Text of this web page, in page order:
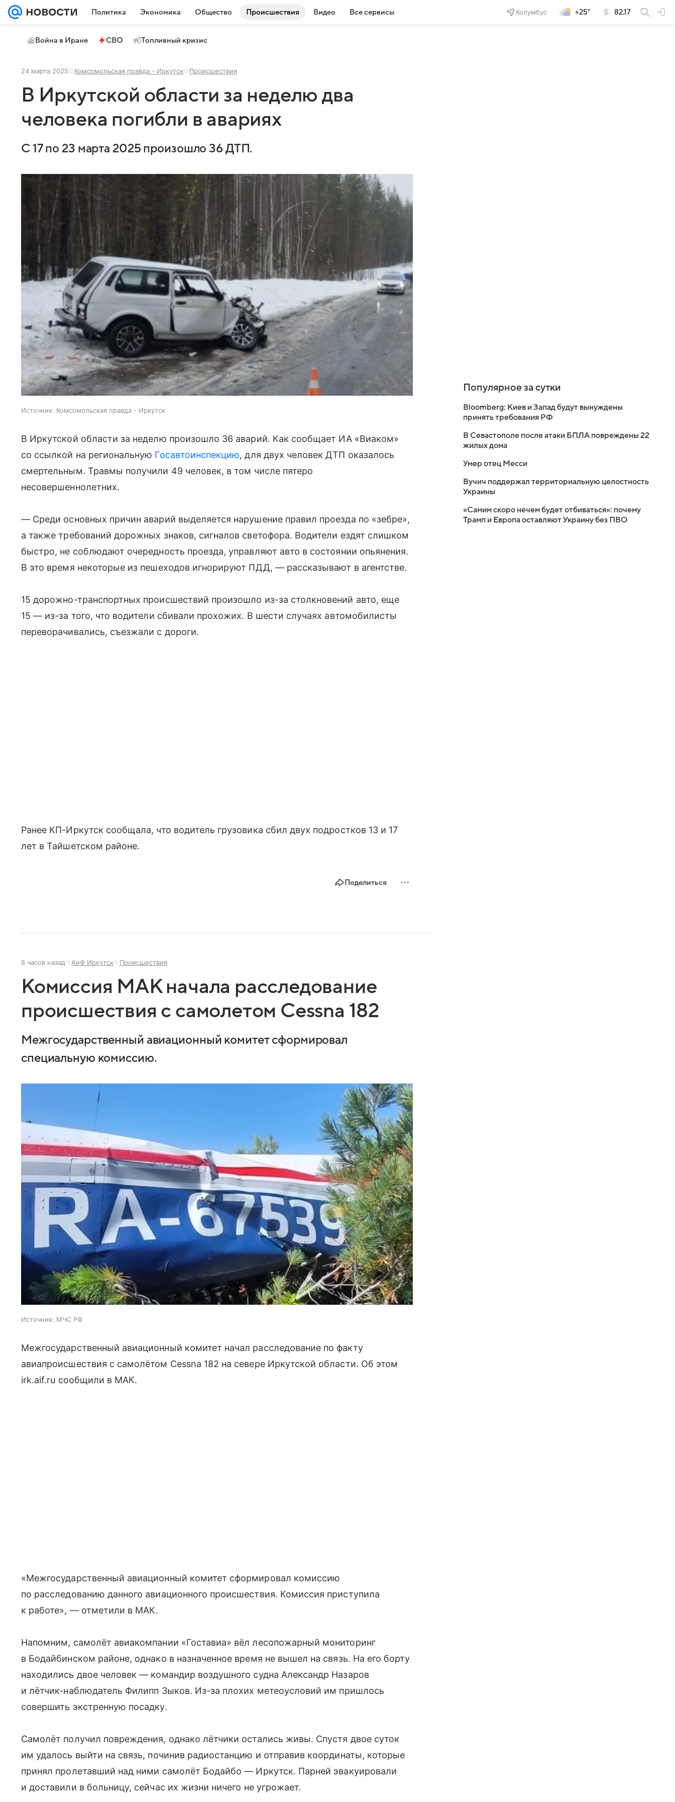
Политика Экономика Общество Происшествия Видео Все сервисы Колумбус +25° 82.17
Война в Иране СВО Топливный кризис
24 марта 2025 Комсомольская правда - Иркутск Происшествия
В Иркутской области за неделю два
человека погибли в авариях
С 17 по 23 марта 2025 произошло 36 ДТП.
Источник: Комсомольская правда - Иркутск
В Иркутской области за неделю произошло 36 аварий. Как сообщает ИА «Виаком»
со ссылкой на региональную Госавтоинспекцию, для двух человек ДТП оказалось
смертельным. Травмы получили 49 человек, в том числе пятеро
несовершеннолетних.
— Среди основных причин аварий выделяется нарушение правил проезда по «зебре»,
а также требований дорожных знаков, сигналов светофора. Водители ездят слишком
быстро, не соблюдают очередность проезда, управляют авто в состоянии опьянения.
В это время некоторые из пешеходов игнорируют ПДД, — рассказывают в агентстве.
15 дорожно-транспортных происшествий произошло из-за столкновений авто, еще
15 — из-за того, что водители сбивали прохожих. В шести случаях автомобилисты
переворачивались, съезжали с дороги.
Ранее КП-Иркутск сообщала, что водитель грузовика сбил двух подростков 13 и 17
лет в Тайшетском районе.
Поделиться
8 часов назад АиФ Иркутск Происшествия
Комиссия МАК начала расследование
происшествия с самолетом Cessna 182
Межгосударственный авиационный комитет сформировал
специальную комиссию.
Источник: МЧС РФ
Межгосударственный авиационный комитет начал расследование по факту
авиапроисшествия с самолётом Cessna 182 на севере Иркутской области. Об этом
irk.aif.ru сообщили в МАК.
«Межгосударственный авиационный комитет сформировал комиссию
по расследованию данного авиационного происшествия. Комиссия приступила
к работе», — отметили в МАК.
Напомним, самолёт авиакомпании «Гоставиа» вёл лесопожарный мониторинг
в Бодайбинском районе, однако в назначенное время не вышел на связь. На его борту
находились двое человек — командир воздушного судна Александр Назаров
и лётчик-наблюдатель Филипп Зыков. Из-за плохих метеоусловий им пришлось
совершить экстренную посадку.
Самолёт получил повреждения, однако лётчики остались живы. Спустя двое суток
им удалось выйти на связь, починив радиостанцию и отправив координаты, которые
принял пролетавший над ними самолёт Бодайбо — Иркутск. Парней эвакуировали
и доставили в больницу, сейчас их жизни ничего не угрожает.
Популярное за сутки
Bloomberg: Киев и Запад будут вынуждены
принять требования РФ
В Севастополе после атаки БПЛА повреждены 22
жилых дома
Умер отец Месси
Вучич поддержал территориальную целостность
Украины
«Самим скоро нечем будет отбиваться»: почему
Трамп и Европа оставляют Украину без ПВО